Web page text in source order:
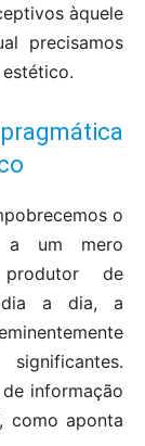
àquele
precisamos
o
a um mero
de
dia a dia, a
informação
como aponta